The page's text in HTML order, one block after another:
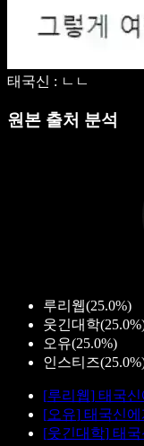
태국신 : ㄴㄴ
원본 출처 분석
루리웹(25.0%)
웃긴대학(25.0%
오유(25.0%)
인스티즈(25.0%
[루리웹] 태국신
[오유] 태국신
[웃긴대학] 태국